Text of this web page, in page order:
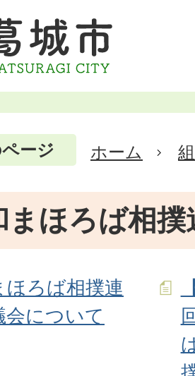
ージ ホーム
まほろば相撲
ほろば相撲連
会について